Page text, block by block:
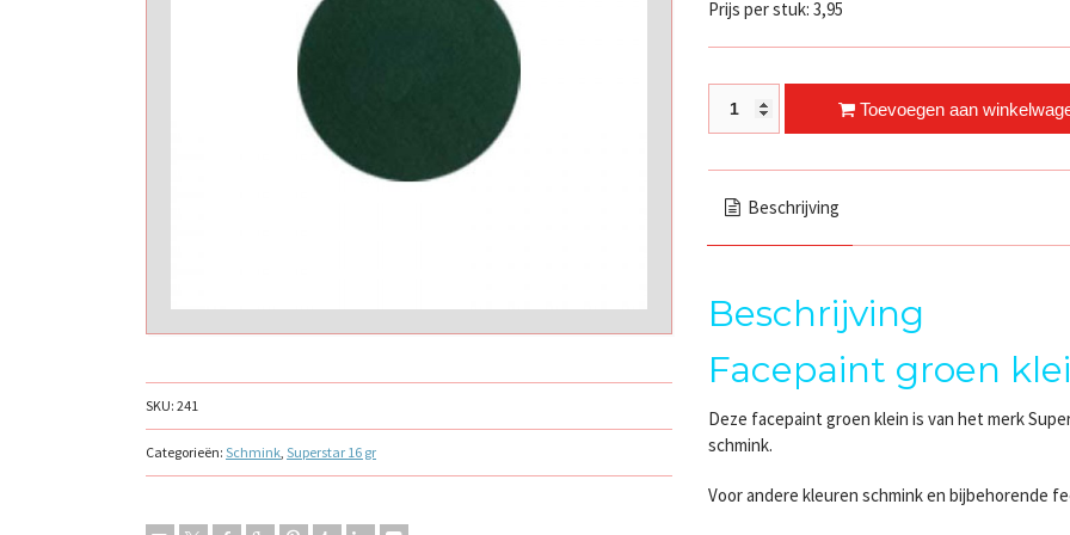
SKU: 241
Categorieën: Schmink Superstar 16 gr
Prijs per stuk: 3,95
Facepaint groen klein quantity
Toevoegen aan
Beschrijving
Beschrijving
Facepaint groen
Deze facepaint groen klein is van het merk
schmink.
Voor andere kleuren schmink en bijbehorende